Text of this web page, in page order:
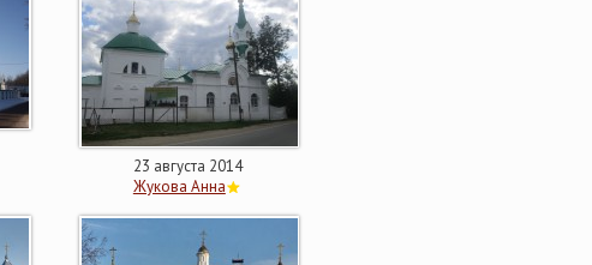
23 августа 2014
Жукова Анна